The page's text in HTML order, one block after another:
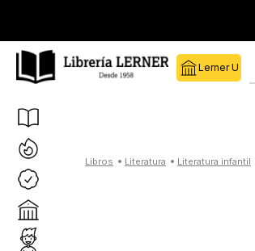
literatura literatura infantil